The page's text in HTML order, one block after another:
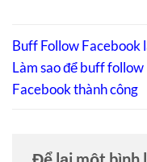
Buff Follow Facebook
Làm sao để buff follow
Facebook thành công